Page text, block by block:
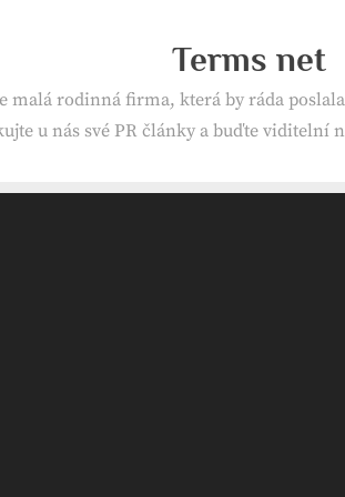
Terms net
malá rodinná firma, která by ráda
u nás své PR články a buďte viditelní